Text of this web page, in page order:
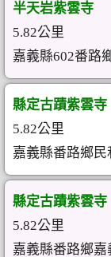
半天岩紫雲寺
5.82公里
嘉義縣602番路
縣定古蹟紫雲寺
5.82公里
嘉義縣番路鄉
縣定古蹟紫雲寺
5.82公里
嘉義縣番路鄉